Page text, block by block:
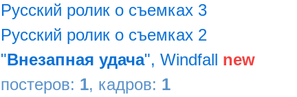
Русский ролик о съемках 3
Русский ролик о съемках 2
"Внезапная удача", Windfall new
постеров: 1, кадров: 1